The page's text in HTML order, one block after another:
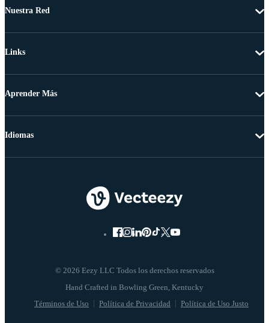
Nuestra Red
Links
Aprender Más
© 2026 Eezy LLC Todos los derechos reservados
Términos de Uso Política de Privacidad Política de Uso Justo
Idiomas